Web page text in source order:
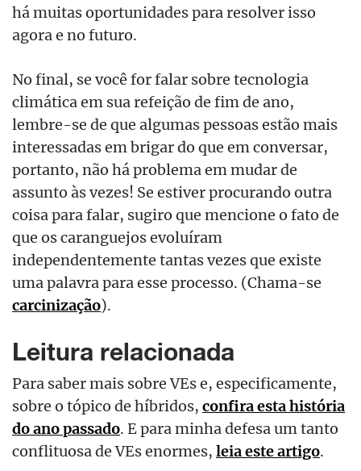
há muitas oportunidades para resolver isso
agora e no futuro.
No final, se você for falar sobre tecnologia
climática em sua refeição de fim de ano,
lembre-se de que algumas pessoas estão mais
interessadas em brigar do que em conversar,
portanto, não há problema em mudar de
assunto às vezes! Se estiver procurando outra
coisa para falar, sugiro que mencione o fato de
que os caranguejos evoluíram
independentemente tantas vezes que existe
uma palavra para esse processo. (Chama-se
carcinização).
Leitura relacionada
Para saber mais sobre VEs e, especificamente,
sobre o tópico de híbridos, confira esta história
do ano passado. E para minha defesa um tanto
conflituosa de VEs enormes, leia este artigo.